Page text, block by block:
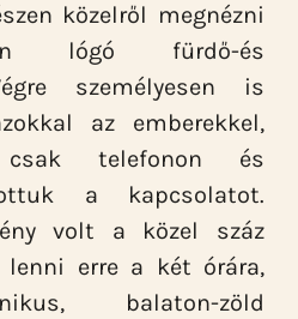
közelről megnézni
lógó fürdő-és
személyesen is
az emberekkel,
telefonon és
a kapcsolatot.
volt a közel száz
lenni erre a két órára,
balaton-zöld